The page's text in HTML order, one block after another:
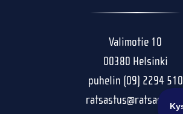
Valimotie 10
00380 Helsinki
puhelin (09) 2294 510
ratsastus@ratsastus.fi